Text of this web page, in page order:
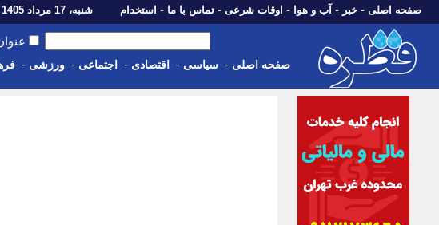
صفحه اصلی - خبر - آب و هوا - اوقات شرعی - تماس با ما - استخدام شنبه، 17 مرداد 1405 - Fri, 07th Aug 2026
صفحه اصلی - سیاسی - اقتصادی - اجتماعی - ورزشی -